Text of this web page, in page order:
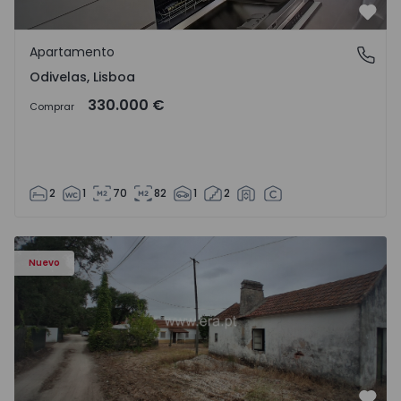
Odivelas, Lisboa
Apartamento
Odivelas, Lisboa
Comprar 330.000 €
2 1 70 82 1 2
Nuevo
Apartamento T3 Salvaterra de Magos, Marinhais -